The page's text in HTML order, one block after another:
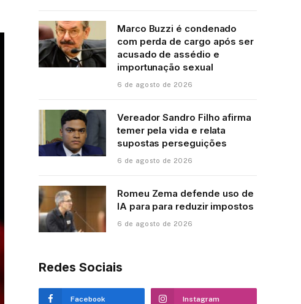
Marco Buzzi é condenado
com perda de cargo após ser
acusado de assédio e
importunação sexual
6 de agosto de 2026
Vereador Sandro Filho afirma
temer pela vida e relata
supostas perseguições
6 de agosto de 2026
Romeu Zema defende uso de
IA para para reduzir impostos
6 de agosto de 2026
Redes Sociais
Facebook Instagram